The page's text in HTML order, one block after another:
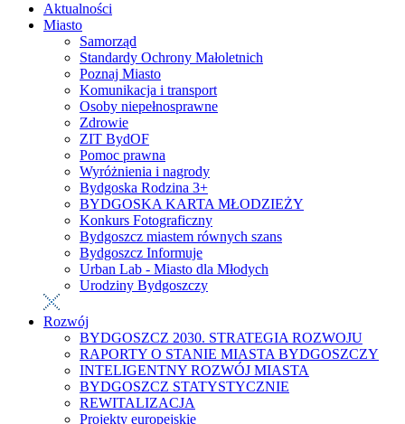
Aktualności
Miasto
Samorząd
Standardy Ochrony Małoletnich
Poznaj Miasto
Komunikacja i transport
Osoby niepełnosprawne
Zdrowie
ZIT BydOF
Pomoc prawna
Wyróżnienia i nagrody
Bydgoska Rodzina 3+
BYDGOSKA KARTA MŁODZIEŻY
Konkurs Fotograficzny
Bydgoszcz miastem równych szans
Bydgoszcz Informuje
Urban Lab - Miasto dla Młodych
Urodziny Bydgoszczy
Rozwój
BYDGOSZCZ 2030. STRATEGIA ROZWOJU
RAPORTY O STANIE MIASTA BYDGOSZCZY
INTELIGENTNY ROZWÓJ MIASTA
BYDGOSZCZ STATYSTYCZNIE
REWITALIZACJA
Projekty europejskie